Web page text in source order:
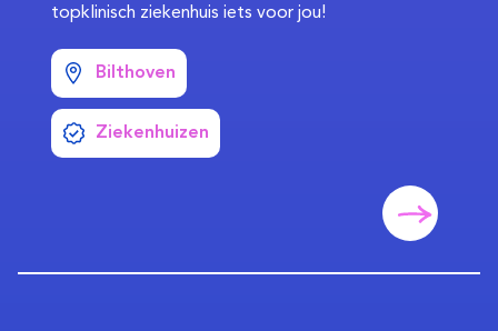
Bilthoven
Ziekenhuizen
topklinisch ziekenhuis iets voor jou!